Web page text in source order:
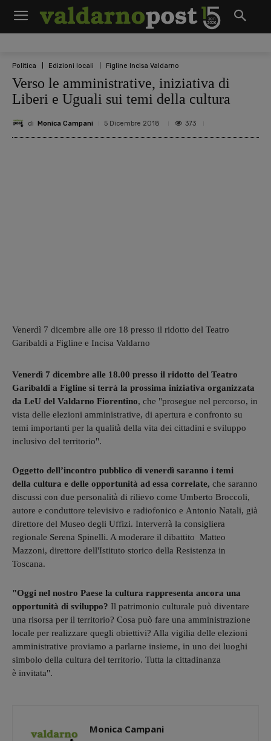
Politica Edizioni locali Figline Incisa Valdarno
Verso le amministrative, iniziativa di
Liberi e Uguali sui temi della cultura
di Monica Campani 5 Dicembre 2018 373
Venerdì 7 dicembre alle ore 18 presso il ridotto del Teatro
Garibaldi a Figline e Incisa Valdarno
Venerdì 7 dicembre alle 18.00 presso il ridotto del Teatro
Garibaldi a Figline si terrà la prossima iniziativa organizzata
da LeU del Valdarno Fiorentino, che "prosegue nel percorso, in
vista delle elezioni amministrative, di apertura e confronto su
temi importanti per la qualità della vita dei cittadini e sviluppo
inclusivo del territorio".
Oggetto dell’incontro pubblico di venerdì saranno i temi
della cultura e delle opportunità ad essa correlate, che saranno
discussi con due personalità di rilievo come Umberto Broccoli,
autore e conduttore televisivo e radiofonico e Antonio Natali, già
direttore del Museo degli Uffizi. Interverrà la consigliera
regionale Serena Spinelli. A moderare il dibattito Matteo
Mazzoni, direttore dell'Istituto storico della Resistenza in
Toscana.
"Oggi nel nostro Paese la cultura rappresenta ancora una
opportunità di sviluppo? Il patrimonio culturale può diventare
una risorsa per il territorio? Cosa può fare una amministrazione
locale per realizzare quegli obiettivi? Alla vigilia delle elezioni
amministrative proviamo a parlarne insieme, in uno dei luoghi
simbolo della cultura del territorio. Tutta la cittadinanza
è invitata".
Monica Campani